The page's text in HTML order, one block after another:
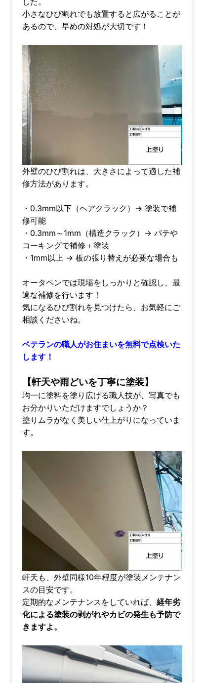
小さなひび割れでも放置すると広がることが
あるので、早めの対処が大切です！
外壁のひび割れは、大きさによって適した補
修方法があります。
・0.3mm以下（ヘアクラック）→ 塗装で補
修可能
・0.3mm～1mm（構造クラック）→ パテや
コーキングで補修＋塗装
・1mm以上 → 板の張り替えが必要な場合も
オータペンでは現場をしっかりと確認し、最
適な補修を行います！
気になるひび割れを見つけたら、お気軽にご
相談くださいね。
ベテランの職人がお住まいを無料で点検いた
します！
【軒天や雨どいを丁寧に塗装】
均一に塗料を塗り広げる職人技が、写真でも
お分かりいただけますでしょうか？
塗りムラがなく美しい仕上がりになっていま
す。
軒天も、外壁同様10年程度が塗装メンテナン
スの目安です。
定期的なメンテナンスをしていれば、 経年劣
化による塗装の剥がれやカビの発生も予防で
きますよ。